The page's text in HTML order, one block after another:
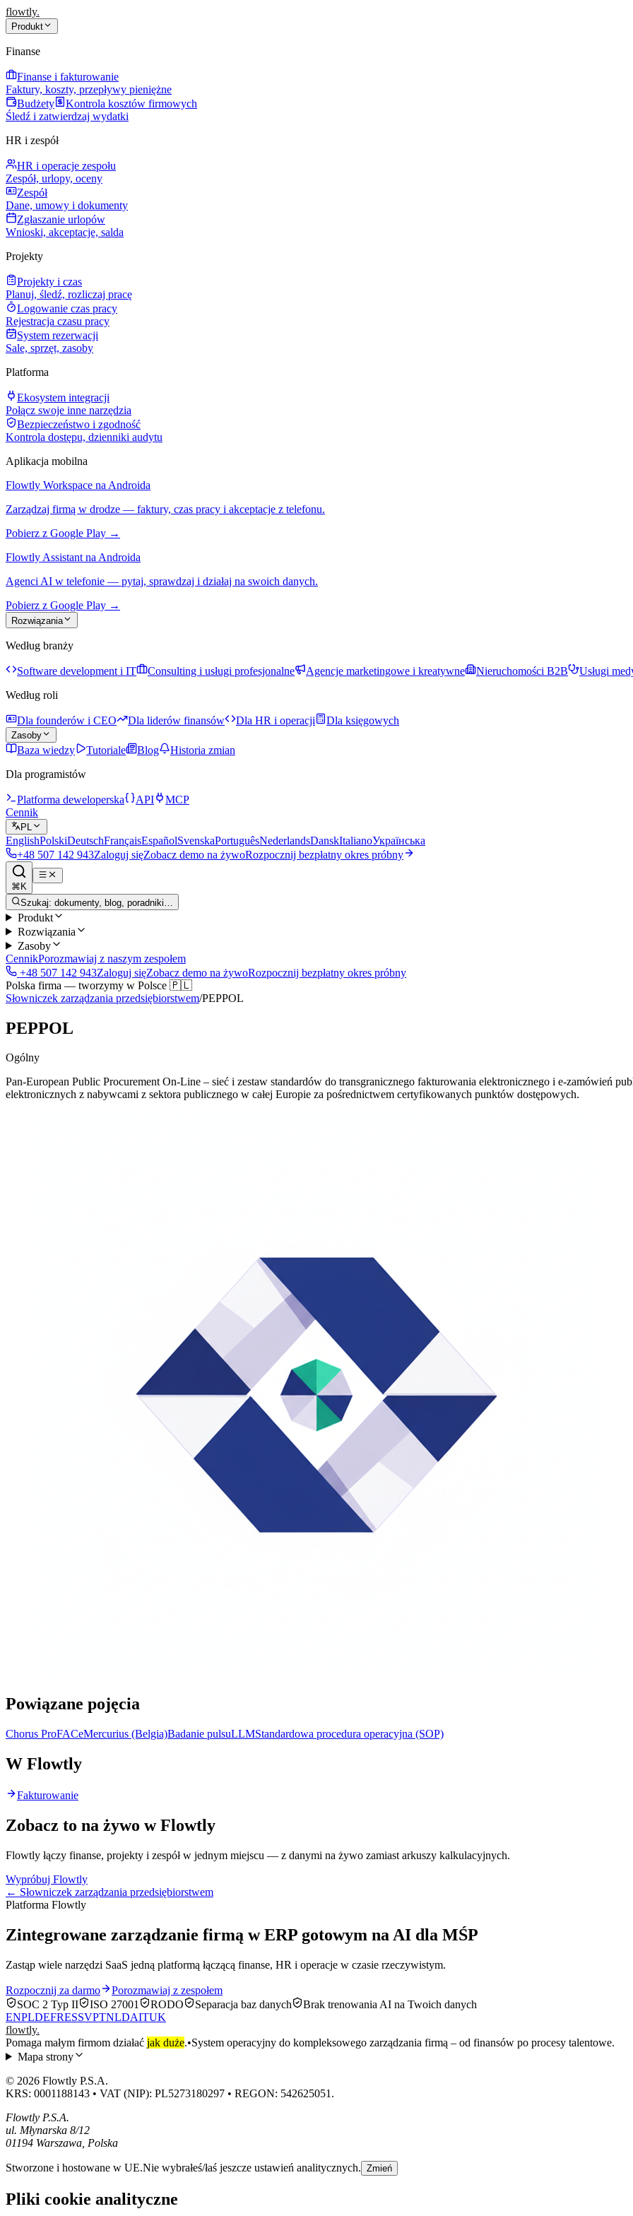
flowtly.
Produkt
Finanse
Finanse i fakturowanie
Faktury, koszty, przepływy pieniężne
Budżety
Kontrola kosztów firmowych
Śledź i zatwierdzaj wydatki
HR i zespół
HR i operacje zespołu
Zespół, urlopy, oceny
Zespół
Dane, umowy i dokumenty
Zgłaszanie urlopów
Wnioski, akceptacje, salda
Projekty
Projekty i czas
Planuj, śledź, rozliczaj pracę
Logowanie czas pracy
Rejestracja czasu pracy
System rezerwacji
Sale, sprzęt, zasoby
Platforma
Ekosystem integracji
Połącz swoje inne narzędzia
Bezpieczeństwo i zgodność
Kontrola dostępu, dzienniki audytu
Aplikacja mobilna
Flowtly Workspace na Androida
Zarządzaj firmą w drodze — faktury, czas pracy i akceptacje z telefonu.
Pobierz z Google Play →
Flowtly Assistant na Androida
Agenci AI w telefonie — pytaj, sprawdzaj i działaj na swoich danych.
Pobierz z Google Play →
Rozwiązania
Według branży
Software development i IT Consulting i usługi profesjonalne Agencje marketingowe i kreatywne Nieruchomości B2B
Usługi
Według roli
Dla founderów i CEO Dla liderów finansów Dla HR i operacji Dla księgowych
Zasoby
Baza wiedzy Tutoriale Blog
Historia zmian
Dla programistów
Platforma deweloperska API
MCP
Cennik
PL
EnglishPolskiDeutschFrançaisEspañolSvenskaPortuguêsNederlandsDanskItalianoУкраїнська
+48 507 142 943Zaloguj sięZobacz demo na żywoRozpocznij bezpłatny okres próbny
⌘K
Szukaj: dokumenty, blog, poradniki…
Produkt
Rozwiązania
Zasoby
CennikPorozmawiaj z naszym zespołem
+48 507 142 943Zaloguj sięZobacz demo na żywoRozpocznij bezpłatny okres próbny
Polska firma — tworzymy w Polsce 🇵🇱
Słowniczek zarządzania przedsiębiorstwem/PEPPOL
PEPPOL
Ogólny
Pan-European Public Procurement On-Line – sieć i zestaw standardów do transgranicznego fakturowania elektronicznego i e-zamówień
elektronicznych z nabywcami z sektora publicznego w całej Europie za pośrednictwem certyfikowanych punktów dostępowych.
Powiązane pojęcia
Chorus ProFACeMercurius (Belgia)Badanie pulsuLLMStandardowa procedura operacyjna (SOP)
W Flowtly
Fakturowanie
Zobacz to na żywo w Flowtly
Flowtly łączy finanse, projekty i zespół w jednym miejscu — z danymi na żywo zamiast arkuszy kalkulacyjnych.
Wypróbuj Flowtly
← Słowniczek zarządzania przedsiębiorstwem
Platforma Flowtly
Zintegrowane zarządzanie firmą w ERP gotowym na AI dla MŚP
Zastąp wiele narzędzi SaaS jedną platformą łączącą finanse, HR i operacje w czasie rzeczywistym.
Rozpocznij za darmo
Porozmawiaj z zespołem
SOC 2 Typ II
ISO 27001 RODO Separacja baz danych
Brak trenowania AI na Twoich danych
ENPLDEFRESSVPTNLDAITUK
flowtly.
Pomaga małym firmom działać jak duże.•System operacyjny do kompleksowego zarządzania firmą – od finansów po procesy talentowe.
Mapa strony
© 2026 Flowtly P.S.A.
KRS: 0001188143 • VAT (NIP): PL5273180297 • REGON: 542625051.
Flowtly P.S.A.
ul. Młynarska 8/12
01194 Warszawa, Polska
Stworzone i hostowane w UE.Nie wybrałeś/łaś jeszcze ustawień analitycznych. Zmień
Pliki cookie analityczne